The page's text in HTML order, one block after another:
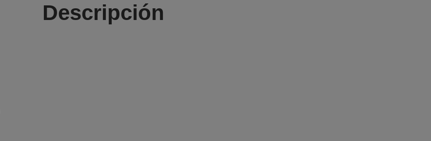
Descripción